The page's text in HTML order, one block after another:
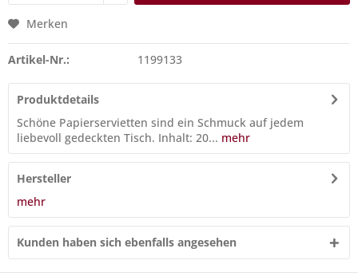
Merken
Artikel-Nr.: 1199133
Produktdetails
Schöne Papierservietten sind ein Schmuck auf jedem
liebevoll gedeckten Tisch. Inhalt: 20... mehr
Hersteller
mehr
Kunden haben sich ebenfalls angesehen